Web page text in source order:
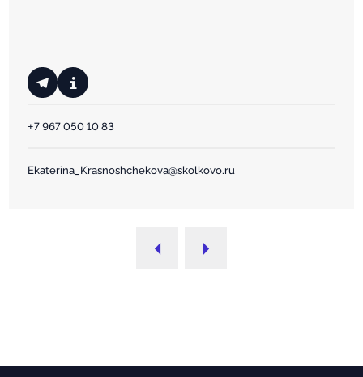
+7 967 050 10 83
Ekaterina_Krasnoshchekova@skolkovo.ru